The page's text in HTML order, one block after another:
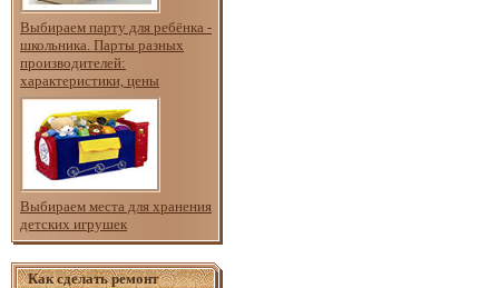
Выбираем парту для ребёнка -
школьника. Парты разных
производителей:
характеристики, цены
Выбираем места для хранения
детских игрушек
Как сделать ремонт